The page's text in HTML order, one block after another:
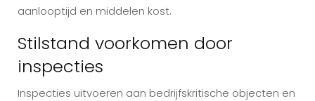
aanlooptijd en middelen kost.
Stilstand voorkomen door
inspecties
Inspecties uitvoeren aan bedrijfskritische objecten en